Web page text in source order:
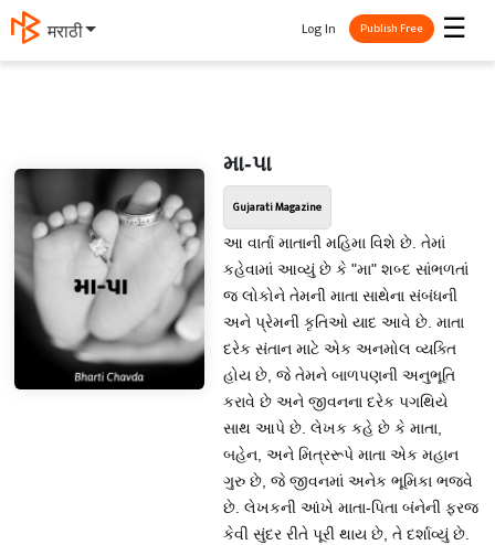
मराठी ☰
Log In Publish Free
મા-પા
Gujarati Magazine
આ વાર્તા માતાની મહિમા વિશે છે. તેમાં
કહેવામાં આવ્યું છે કે "મા" શબ્દ સાંભળતાં
જ લોકોને તેમની માતા સાથેના સંબંધની
અને પ્રેમની કૃતિઓ યાદ આવે છે. માતા
દરેક સંતાન માટે એક અનમોલ વ્યક્તિ
હોય છે, જે તેમને બાળપણની અનુભૂતિ
કરાવે છે અને જીવનના દરેક પગથિયે
સાથ આપે છે. લેખક કહે છે કે માતા,
બહેન, અને મિત્રરૂપે માતા એક મહાન
ગુરુ છે, જે જીવનમાં અનેક ભૂમિકા ભજવે
છે. લેખકની આંખે માતા-પિતા બંનેની ફરજ
કેવી સુંદર રીતે પૂરી થાય છે, તે દર્શાવ્યું છે.